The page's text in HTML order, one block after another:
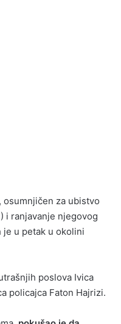
osumnjičen za ubistvo
i ranjavanje njegovog
je u petak u okolini
poslova Ivica
policajca Faton Hajrizi.